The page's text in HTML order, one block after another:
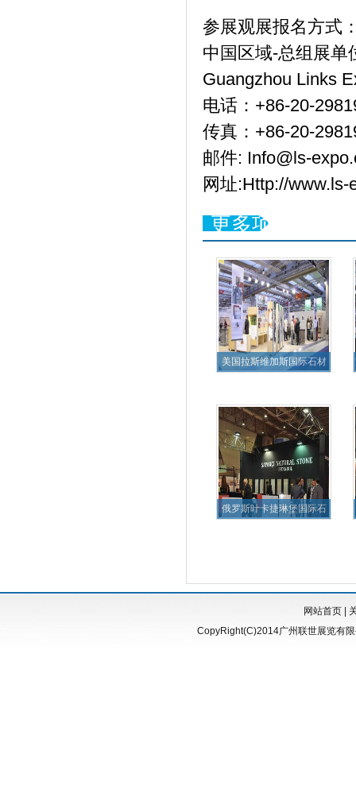
参展观展报名方式
中国区域-总组展单
Guangzhou Links
电话：+86-20-
传真：+86-20-
邮件: Info@ls-
网址:Http://www.ls-
更多项目
美国拉斯维加斯国际石材
俄罗斯叶卡捷琳堡国际石
网站首页
CopyRight(C)2014广州联世展览有